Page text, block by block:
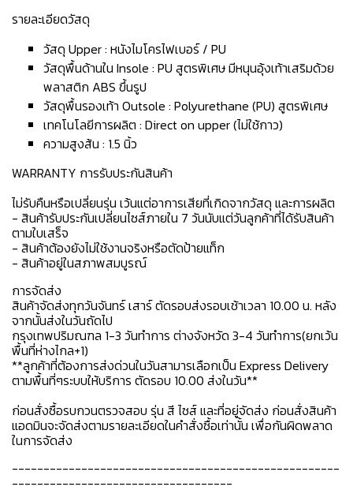
รายละเอียดวัสดุ
วัสดุ Upper : หนังไมโครไฟเบอร์ / PU
วัสดุพื้นด้านใน Insole : PU สูตรพิเศษ มีหนุนอุ้งเท้าเสริมด้วย
พลาสติก ABS ขึ้นรูป
วัสดุพื้นรองเท้า Outsole : Polyurethane (PU) สูตรพิเศษ
เทคโนโลยีการผลิต : Direct on upper (ไม่ใช้กาว)
ความสูงส้น : 1.5 นิ้ว
WARRANTY การรับประกันสินค้า
ไม่รับคืนหรือเปลี่ยนรุ่น เว้นแต่อาการเสียที่เกิดจากวัสดุ และการผลิต
- สินค้ารับประกันเปลี่ยนไซส์ภายใน 7 วันนับแต่วันลูกค้าที่ได้รับสินค้า
ตามใบเสร็จ
- สินค้าต้องยังไม่ใช้งานจริงหรือตัดป้ายแท็ก
- สินค้าอยู่ในสภาพสมบูรณ์
การจัดส่ง
สินค้าจัดส่งทุกวันจันทร์ เสาร์ ตัดรอบส่งรอบเช้าเวลา 10.00 น. หลัง
จากนั้นส่งในวันถัดไป
กรุงเทพปริมณฑล 1-3 วันทำการ ต่างจังหวัด 3-4 วันทำการ(ยกเว้น
พื้นที่ห่างไกล+1)
**ลูกค้าที่ต้องการส่งด่วนในวันสามารเลือกเป็น Express Delivery
ตามพื้นที่ๆระบบให้บริการ ตัดรอบ 10.00 ส่งในวัน**
ก่อนสั่งซื้อรบกวนตรวจสอบ รุ่น สี ไซส์ และที่อยู่จัดส่ง ก่อนสั่งสินค้า
แอดมินจะจัดส่งตามรายละเอียดในคำสั่งซื้อเท่านั้น เพื่อกันผิดพลาด
ในการจัดส่ง
----------------------------------------------------
-----------------------------------